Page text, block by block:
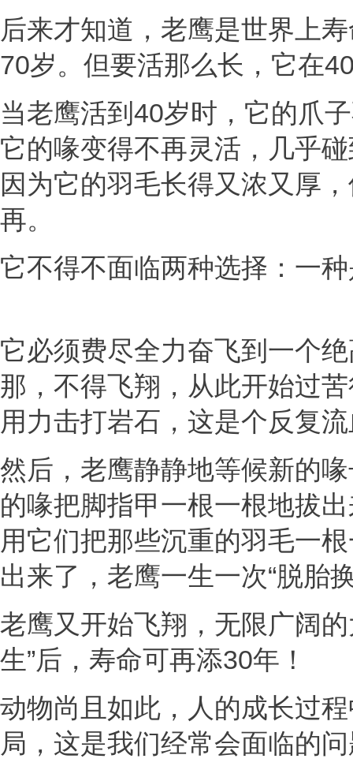
后来才知道，老鹰是世界上
70岁。但要活那么长，它在
当老鹰活到40岁时，它的爪
它的喙变得不再灵活，几乎
因为它的羽毛长得又浓又厚
再。
它不得不面临两种选择：一
它必须费尽全力奋飞到一个
那，不得飞翔，从此开始过
用力击打岩石，这是个反复
然后，老鹰静静地等候新的
的喙把脚指甲一根一根地拔
用它们把那些沉重的羽毛一
出来了，老鹰一生一次“脱胎
老鹰又开始飞翔，无限广阔
生”后，寿命可再添30年！
动物尚且如此，人的成长过
局，这是我们经常会面临的